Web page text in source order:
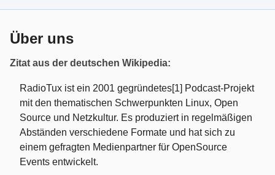
Über uns
Zitat aus der deutschen Wikipedia:
RadioTux ist ein 2001 gegründetes[1] Podcast-Projekt
mit den thematischen Schwerpunkten Linux, Open
Source und Netzkultur. Es produziert in regelmäßigen
Abständen verschiedene Formate und hat sich zu
einem gefragten Medienpartner für OpenSource
Events entwickelt.